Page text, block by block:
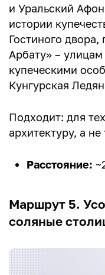
и Уральский
истории
Гостиного двора,
Арбату» –
купеческими
Кунгурская
Подходит: для
архитектуру, а
Расстояние:
Маршрут 5.
соляные